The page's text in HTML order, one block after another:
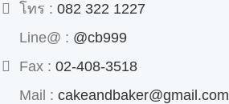
โทร : 082 322 1227
Line@ : @cb999
Fax : 02-408-3518
Mail : cakeandbaker@gmail.com